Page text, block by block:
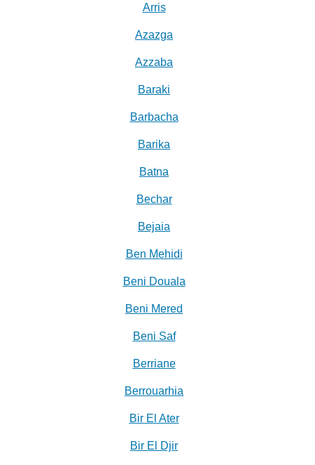
Arris
Azazga
Azzaba
Baraki
Barbacha
Barika
Batna
Bechar
Bejaia
Ben Mehidi
Beni Douala
Beni Mered
Beni Saf
Berriane
Berrouarhia
Bir El Ater
Bir El Djir